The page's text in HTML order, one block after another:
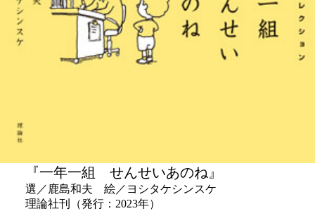
『一年一組 せんせいあのね』
選／鹿島和夫 絵／ヨシタケシンスケ
理論社刊（発行：2023年）